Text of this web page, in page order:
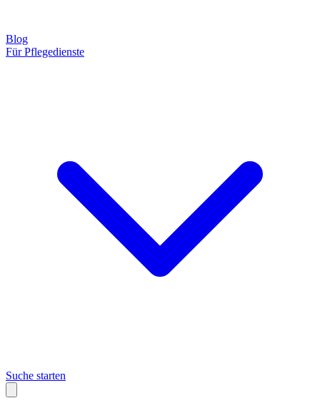
Blog
Für Pflegedienste
Suche starten